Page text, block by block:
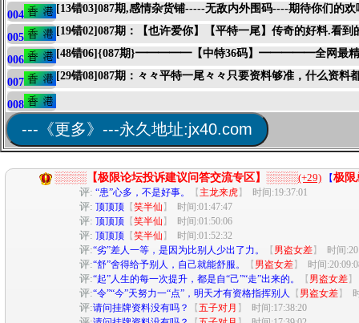
004
[13错03]087期,感情杂货铺-----无敌内外围码----期待你们的欢
005
[19错02]087期：【也许爱你】【平特一尾】传奇的好料.看
006
[48错06]{087期}━━━━━【中特36码】━━━━━全网最
007
[29错08]087期：々々平特一尾々々只要资料够准，什么资料
008
---《更多》---永久地址:jx40.com
░░░░【极限论坛投诉建议问答交流专区】░░░░(+29) 【极限
评: “患”心多，不是好事。 【 主龙来虎】 时间:19:37:01
评: 顶顶顶 【笑半仙 】 时间:01:47:47
评: 顶顶顶 【笑半仙 】 时间:01:50:06
评: 顶顶顶 【笑半仙 】 时间:01:52:32
评:“劣”差人一等，是因为比别人少出了力。 【 男盗女差】 时间
评:“舒”舍得给予别人，自己就能舒服。 【 男盗女差】 时间
评:“起”人生的每一次提升，都是自“己”“走”出来的。 【 男盗女差】
评:“令”“今”天努力一“点”，明天才有资格指挥别人 【 男盗女差】
评:请问挂牌资料没有吗？ 【五子对月 】 时间:17:38:20